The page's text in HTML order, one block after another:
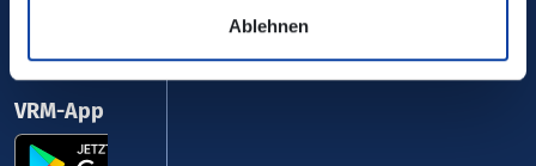
Ablehnen
VRM-App nutzen und durchstarten